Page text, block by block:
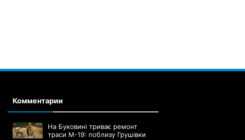
Комментарии
На Буковині триває ремонт
траси М-19: поблизу Грушівки